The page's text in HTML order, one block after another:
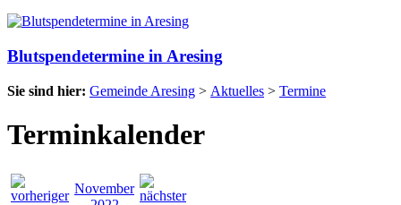
Blutspendetermine in Aresing
Sie sind hier: Gemeinde Aresing > Aktuelles > Termine
Terminkalender
November